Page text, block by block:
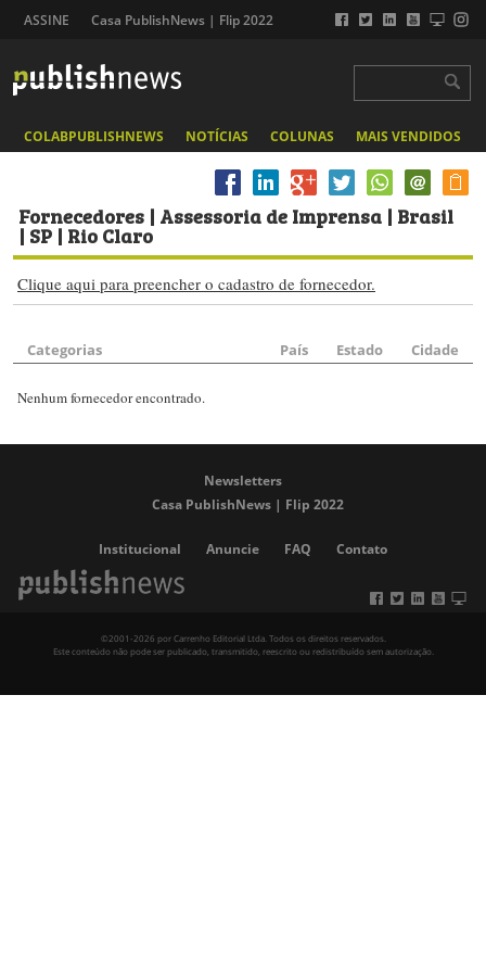
ASSINE Casa PublishNews | Flip 2022
COLABPUBLISHNEWS NOTÍCIAS COLUNAS MAIS VENDIDOS
Fornecedores | Assessoria de Imprensa | Brasil
| SP | Rio Claro
Clique aqui para preencher o cadastro de fornecedor.
Categorias País Estado Cidade
Nenhum fornecedor encontrado.
Newsletters
Casa PublishNews | Flip 2022
Institucional Anuncie FAQ Contato
©2001-2026 por Carrenho Editorial Ltda. Todos os direitos reservados.
Este conteúdo não pode ser publicado, transmitido, reescrito ou redistribuído sem autorização.